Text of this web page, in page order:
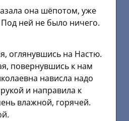
она шёпотом, уже
ней не было ничего.
оглянувшись на Настю.
повернувшись к нам
нависла надо
и направила к
влажной, горячей.